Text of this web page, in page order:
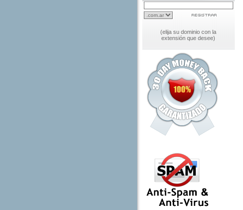
(elija su dominio con la
extensión que desee)